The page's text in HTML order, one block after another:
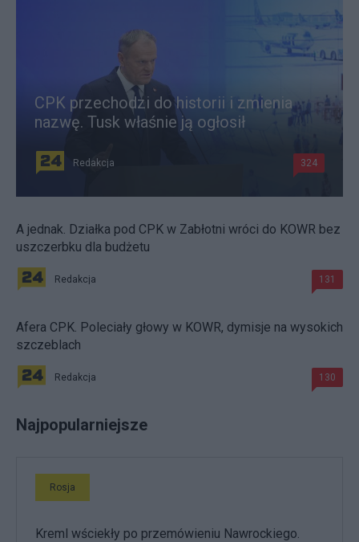
CPK przechodzi do historii i zmienia
nazwę. Tusk właśnie ją ogłosił
Redakcja 324
A jednak. Działka pod CPK w Zabłotni wróci do KOWR bez
uszczerbku dla budżetu
Redakcja 131
Afera CPK. Poleciały głowy w KOWR, dymisje na wysokich
szczeblach
Redakcja 130
Najpopularniejsze
Rosja
Kreml wściekły po przemówieniu Nawrockiego.